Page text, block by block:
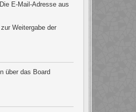
E-Mail-Adresse aus
Weitergabe der
über das Board